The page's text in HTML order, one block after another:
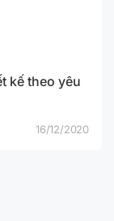
kế theo yêu
16/12/2020